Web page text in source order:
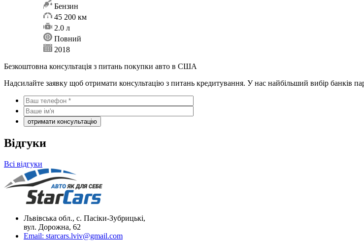
Бензин
45 200 км
2.0 л
Повний
2018
Безкоштовна консультація з питань покупки авто в США
Надсилайте заявку щоб отримати консультацію з питань кредитування. У нас найбільший вибір банків
Відгуки
Всі відгуки
Львівська обл., с. Пасіки-Зубрицькі,
вул. Дорожна, 62
Email: starcars.lviv@gmail.com